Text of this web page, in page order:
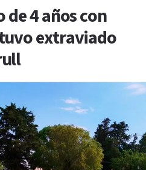
4 años con
extraviado